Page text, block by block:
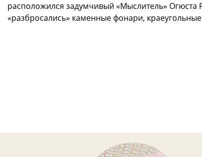
расположился задумчивый «Мыслитель» Огюста
«разбросались» каменные фонари,